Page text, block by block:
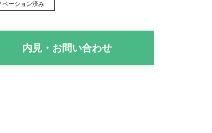
ベーション済み
内見・お問い合わせ